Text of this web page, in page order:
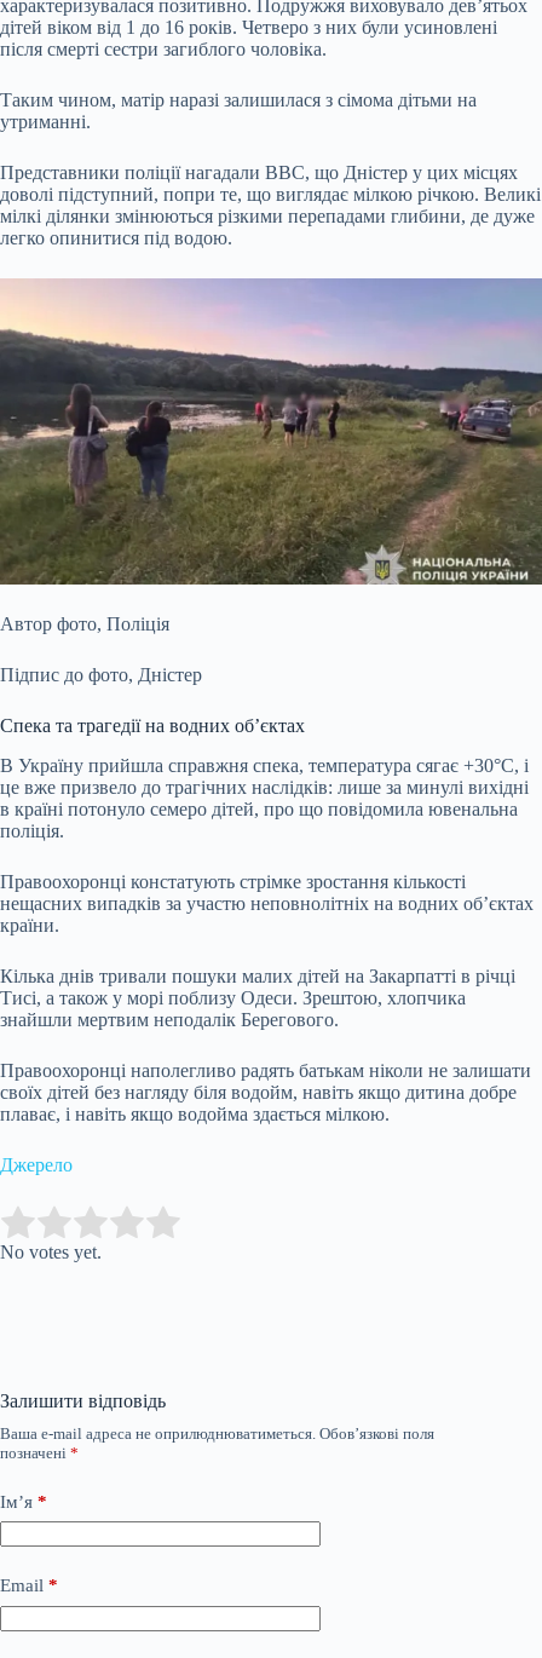
характеризувалася позитивно. Подружжя виховувало дев’ятьох
дітей віком від 1 до 16 років. Четверо з них були усиновлені
після смерті сестри загиблого чоловіка.
Таким чином, матір наразі залишилася з сімома дітьми на
утриманні.
Представники поліції нагадали ВВС, що Дністер у цих місцях
доволі підступний, попри те, що виглядає мілкою річкою. Великі
мілкі ділянки змінюються різкими перепадами глибини, де дуже
легко опинитися під водою.
Автор фото, Поліція
Підпис до фото, Дністер
Спека та трагедії на водних об’єктах
В Україну прийшла справжня спека, температура сягає +30°C, і
це вже призвело до трагічних наслідків: лише за минулі вихідні
в країні потонуло семеро дітей, про що повідомила ювенальна
поліція.
Правоохоронці констатують стрімке зростання кількості
нещасних випадків за участю неповнолітніх на водних об’єктах
країни.
Кілька днів тривали пошуки малих дітей на Закарпатті в річці
Тисі, а також у морі поблизу Одеси. Зрештою, хлопчика
знайшли мертвим неподалік Берегового.
Правоохоронці наполегливо радять батькам ніколи не залишати
своїх дітей без нагляду біля водойм, навіть якщо дитина добре
плаває, і навіть якщо водойма здається мілкою.
Джерело
Rate this item:
No votes yet.
Залишити відповідь
Ваша e-mail адреса не оприлюднюватиметься. Обов’язкові поля
позначені *
Ім’я *
Email *